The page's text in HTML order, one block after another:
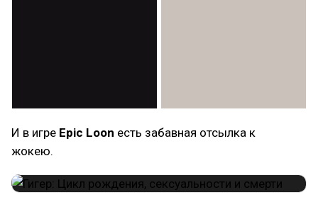
И в игре Epic Loon есть забавная отсылка к
жокею.